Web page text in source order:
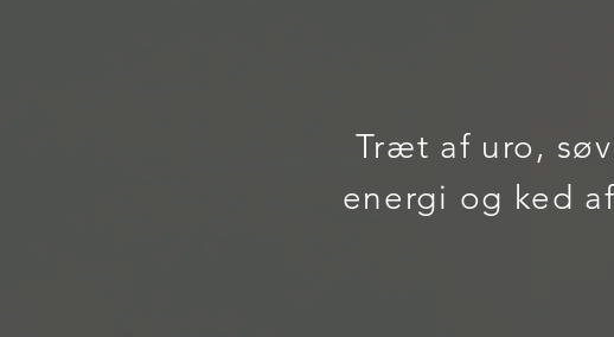
Træt af uro,
energi og ked